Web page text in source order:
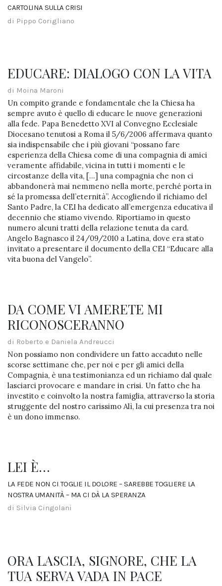
CARTOLINA SULLA CRISI
di Pippo Corigliano
EDUCARE: DIALOGO CON LA VITA
di Moina Maroni
Un compito grande e fondamentale che la Chiesa ha
sempre avuto è quello di educare le nuove generazioni
alla fede. Papa Benedetto XVI al Convegno Ecclesiale
Diocesano tenutosi a Roma il 5/6/2006 affermava quanto
sia indispensabile che i più giovani “possano fare
esperienza della Chiesa come di una compagnia di amici
veramente affidabile, vicina in tutti i momenti e le
circostanze della vita, […] una compagnia che non ci
abbandonerà mai nemmeno nella morte, perché porta in
sé la promessa dell’eternità”. Accogliendo il richiamo del
Santo Padre, la CEI ha dedicato all’emergenza educativa il
decennio che stiamo vivendo. Riportiamo in questo
numero alcuni tratti della relazione tenuta da card.
Angelo Bagnasco il 24/09/2010 a Latina, dove era stato
invitato a presentare il documento della CEI “Educare alla
vita buona del Vangelo”.
DA COME VI AMERETE MI
RICONOSCERANNO
di Roberto e Daniela Andreucci
Non possiamo non condividere un fatto accaduto nelle
scorse settimane che, per noi e per gli amici della
Compagnia, è una testimonianza ed un richiamo dal quale
lasciarci provocare e mandare in crisi. Un fatto che ha
investito e coinvolto la nostra famiglia, attraverso la storia
struggente del nostro carissimo Alì, la cui presenza tra noi
è un dono immenso.
LEI È…
LA FEDE NON CI TOGLIE IL DOLORE – SAREBBE TOGLIERE LA
NOSTRA UMANITÀ – MA CI DÀ LA SPERANZA
di Silvia Cingolani
ORA LASCIA, SIGNORE, CHE LA
TUA SERVA VADA IN PACE